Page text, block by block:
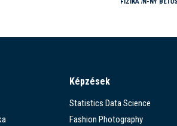
FIZIKA N-NY
Képzések
Statistics Data Science
Fashion Photography